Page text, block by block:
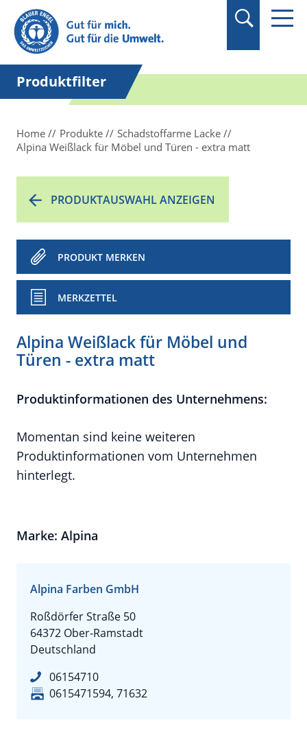
Suchbegriff in
Anführungszeichen
setzen.
Produktfilter
Home Produkte
Schadstoffarme Lacke
Alpina Weißlack für Möbel und Türen - extra matt
PRODUKTAUSWAHL ANZEIGEN
PRODUKT MERKEN
MERKZETTEL
Alpina Weißlack für Möbel und
Türen - extra matt
Produktinformationen des Unternehmens:
Momentan sind keine weiteren
Produktinformationen vom Unternehmen
hinterlegt.
Marke: Alpina
Alpina Farben GmbH
Roßdörfer Straße 50
64372 Ober-Ramstadt
Deutschland
06154710
0615471594, 71632